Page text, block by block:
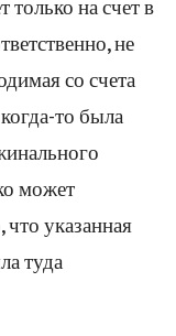
на счет в
не
со счета
то была
может
что указанная
туда